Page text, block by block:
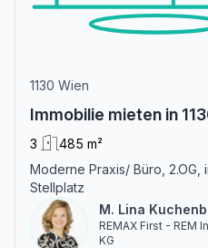
1130 Wien
Immobilie mieten in
3
485 m²
Moderne Praxis/ Büro, 2.OG,
Stellplatz
M. Lina
REMAX First - REM
KG